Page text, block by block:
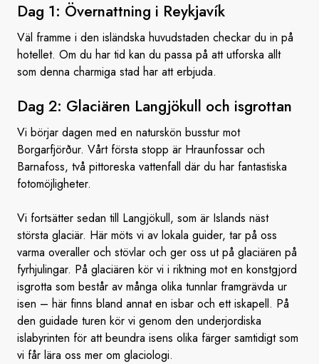
Dag 1: Övernattning i Reykjavík
Väl framme i den isländska huvudstaden checkar du in på
hotellet. Om du har tid kan du passa på att utforska allt
som denna charmiga stad har att erbjuda.
Dag 2: Glaciären Langjökull och isgrottan
Vi börjar dagen med en naturskön busstur mot
Borgarfjörður. Vårt första stopp är Hraunfossar och
Barnafoss, två pittoreska vattenfall där du har fantastiska
fotomöjligheter.
Vi fortsätter sedan till Langjökull, som är Islands näst
största glaciär. Här möts vi av lokala guider, tar på oss
varma overaller och stövlar och ger oss ut på glaciären på
fyrhjulingar. På glaciären kör vi i riktning mot en konstgjord
isgrotta som består av många olika tunnlar framgrävda ur
isen – här finns bland annat en isbar och ett iskapell. På
den guidade turen kör vi genom den underjordiska
islabyrinten för att beundra isens olika färger samtidigt som
vi får lära oss mer om glaciologi.